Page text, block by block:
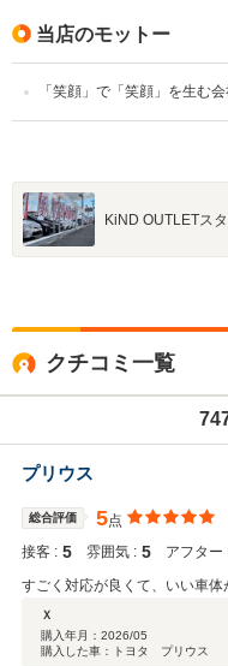
当店のモットー
「笑顔」で「笑顔」を生む会
KiND OUTLETス
クチコミ一覧
プリウス
総合評価 5点
接客 : 5 雰囲気 : 5 アフター
すごく対応が良くて、いい車体
Ｘ
購入年月： 2026/05
購入した車：トヨタ プリウス